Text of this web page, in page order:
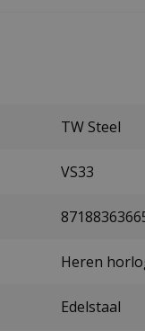
TW Steel
VS33
Heren
Edelstaal